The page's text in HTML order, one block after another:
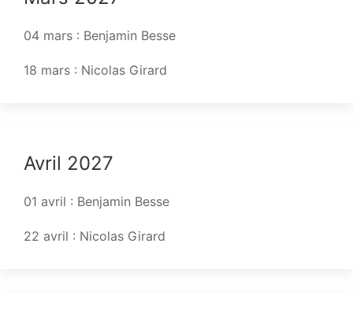
04 mars : Benjamin Besse
18 mars : Nicolas Girard
Avril 2027
01 avril : Benjamin Besse
22 avril : Nicolas Girard